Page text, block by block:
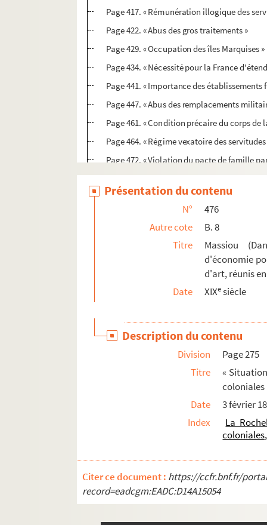
Page 417. « Rémunération illogique des
Page 422. « Abus des gros traitements »
Page 429. « Occupation des îles Marquises »
Page 434. « Nécessité pour la France
Page 441. « Importance des
Page 447. « Abus des remplacements
Page 461. « Condition précaire du corps de
Page 464. « Régime vexatoire des
Page 472. « Violation du pacte de famille
Page 478. « Le doigt de l'Angleterre »
Page 485. « De l'indifférence en matière
Page 489. « Malversations des comptables
Page 494. « Nécessité d'une réforme sur
Page 515. « Infériorité maritime de la
Page 522. « Prépondérance maritime de
Page 528. « Mise à exécution de
Page 538. « Les boucholeurs et
Page 543. « Agriculture. Un soldat
Tome II
478. « Les fleurs de la Bible, des prophètes et
479. Massiou (Daniel). « Vocabulaire féodal,
480. Massiou (Daniel). « Recueil de
481. Massiou (Daniel). « Notes sur le Code
482. Massiou (Daniel). « Notes sur le Code de
483. « Imperial. Institutionum syntagma, quo
Présentation du contenu
N°
476
Autre cote
B. 8
Titre
Massiou
d'économie
d'art, réunis
Date
XIXesiècle
Description du contenu
Division
Page 275
Titre
«
coloniales
Date
3 février
Index
La
Citer ce document : https://ccfr.bnf.fr/
record=eadcgm:EADC:D14A15054